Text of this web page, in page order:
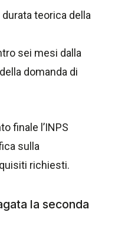
teorica della
sei mesi dalla
domanda di
finale l’INPS
sulla
richiesti.
la seconda